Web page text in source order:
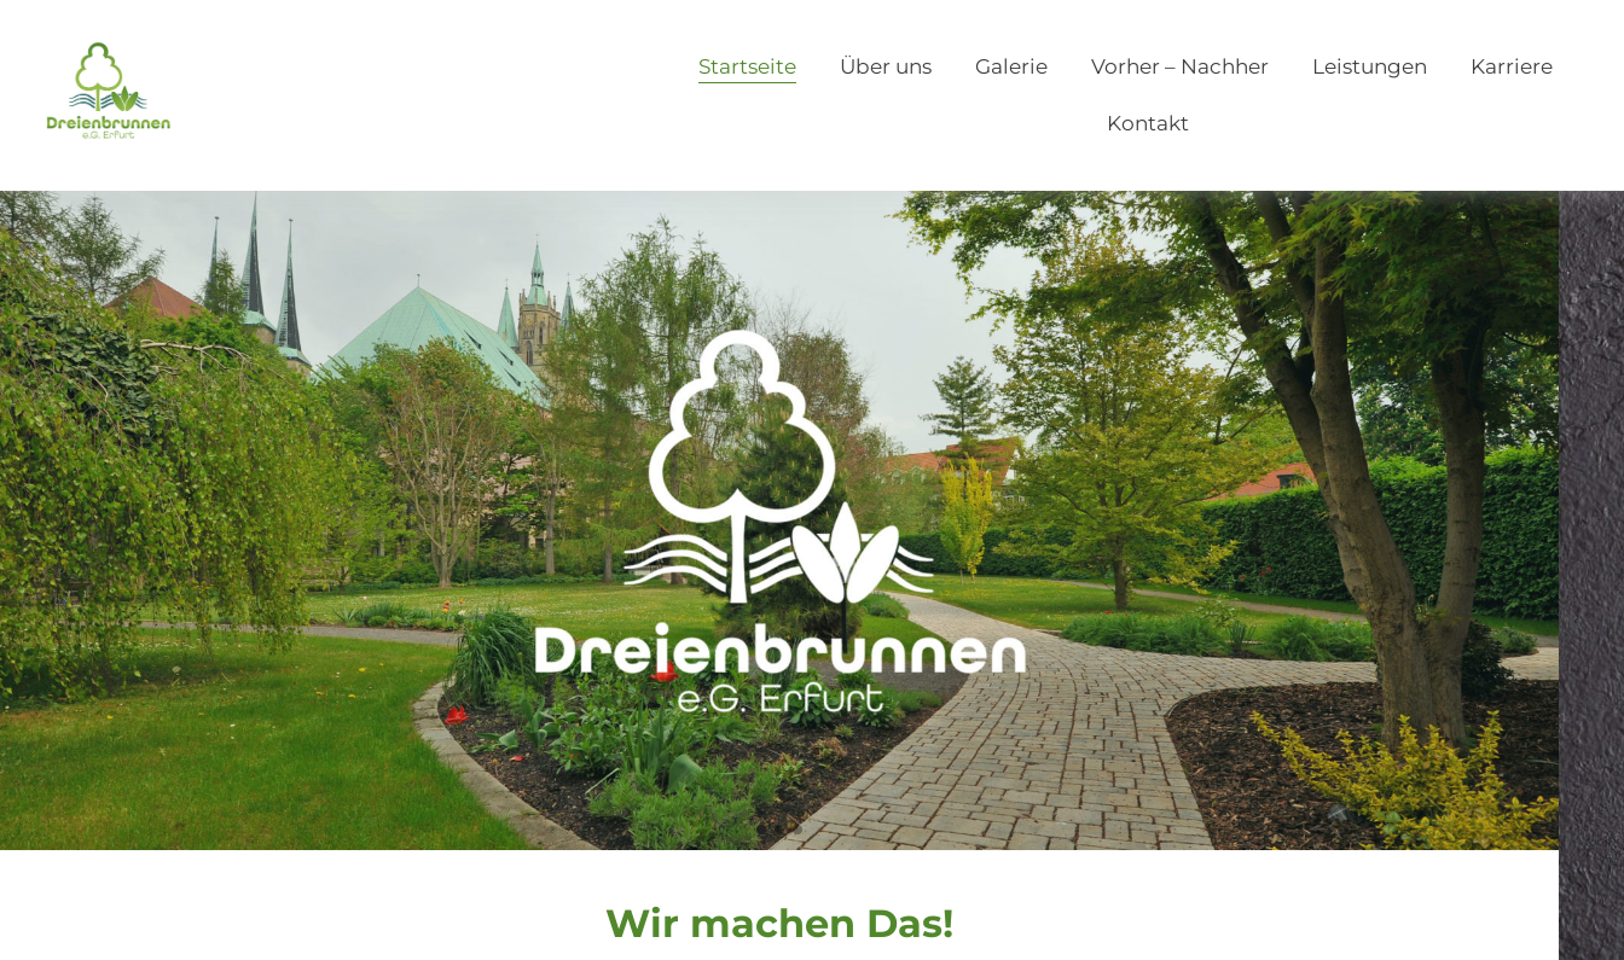
Startseite Über uns Galerie Vorher – Nachher Leistungen Karriere
Kontakt
Wir machen Das!